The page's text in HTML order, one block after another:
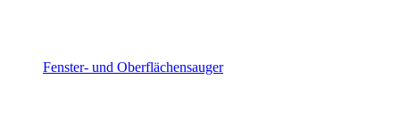
Fenster- und Oberflächensauger